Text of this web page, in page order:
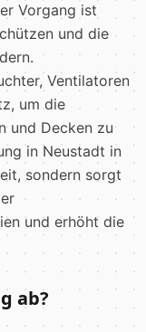
Vorgang ist
und die
Ventilatoren
um die
und Decken zu
in Neustadt in
sondern sorgt
und erhöht die
ab?